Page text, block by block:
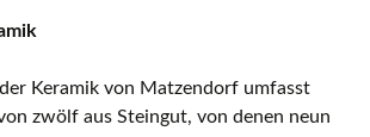
Keramik von Matzendorf umfasst
zwölf aus Steingut, von denen neun